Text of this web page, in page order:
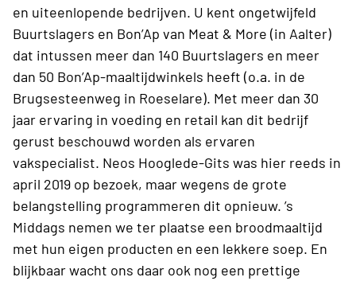
en uiteenlopende bedrijven. U kent ongetwijfeld
Buurtslagers en Bon’Ap van Meat & More (in Aalter)
dat intussen meer dan 140 Buurtslagers en meer
dan 50 Bon’Ap-maaltijdwinkels heeft (o.a. in de
Brugsesteenweg in Roeselare). Met meer dan 30
jaar ervaring in voeding en retail kan dit bedrijf
gerust beschouwd worden als ervaren
vakspecialist. Neos Hooglede-Gits was hier reeds in
april 2019 op bezoek, maar wegens de grote
belangstelling programmeren dit opnieuw. ’s
Middags nemen we ter plaatse een broodmaaltijd
met hun eigen producten en een lekkere soep. En
blijkbaar wacht ons daar ook nog een prettige